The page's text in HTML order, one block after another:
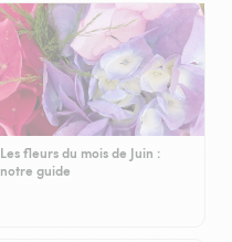
Les fleurs du mois de Juin :
notre guide